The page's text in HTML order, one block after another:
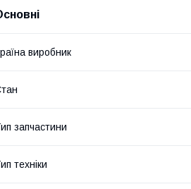
виробник
запчастини
техніки